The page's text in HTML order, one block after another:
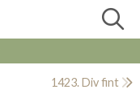
1423. Div fint